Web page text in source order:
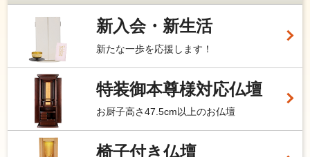
新入会・新生活
新たな一歩を応援します！
特装御本尊様対応仏壇
お厨子高さ47.5cm以上のお仏壇
椅子付き仏壇